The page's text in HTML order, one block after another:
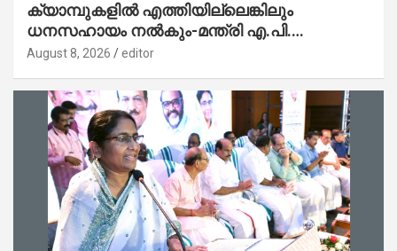
ക്യാമ്പുകളിൽ എത്തിയില്ലെങ്കിലും
ധനസഹായം നൽകും-മന്ത്രി എ.പി.
അനിൽകുമാർ
August 8, 2026 editor